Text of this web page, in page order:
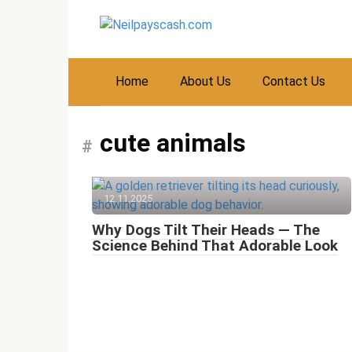
Home About Us Contact Us
cute animals
12.11.2025
Why Dogs Tilt Their Heads — The
Science Behind That Adorable Look